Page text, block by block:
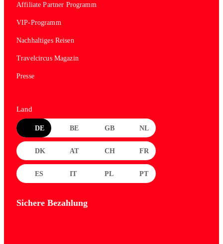
Affiliate Partner Programm
VIP-Programm
Nachhaltiges Reisen
Travelcircus Magazin
Presse
Land
DE BE GB NL
DK AT CH FR
ES IT PL PT
Sichere Bezahlung